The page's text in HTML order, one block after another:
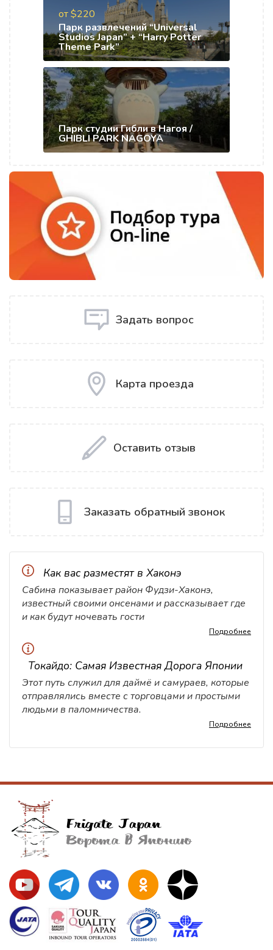
от $220
Парк развлечений “Universal
Studios Japan” + “Harry Potter
Theme Park”
Парк студии Гибли в Нагоя /
GHIBLI PARK NAGOYA
Задать вопрос
Карта проезда
Оставить отзыв
Заказать обратный звонок
Как вас разместят в Хаконэ
Сабина показывает район Фудзи-Хаконэ,
известный своими онсенами и рассказывает где
и как будут ночевать гости
Подробнее
Токайдо: Самая Известная Дорога Японии
Этот путь служил для даймё и самураев, которые
отправлялись вместе с торговцами и простыми
людьми в паломничества.
Подробнее